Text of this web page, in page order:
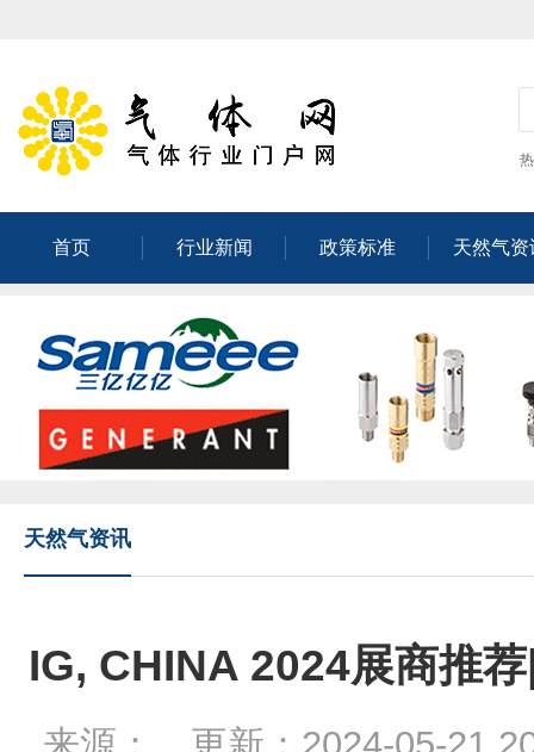
首页 行业新闻 政策标准 天然气资
天然气资讯
IG, CHINA 2024展商推